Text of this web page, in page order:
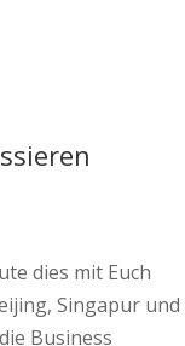
dies mit Euch
Singapur und
Business